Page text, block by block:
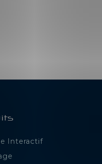
Interactif